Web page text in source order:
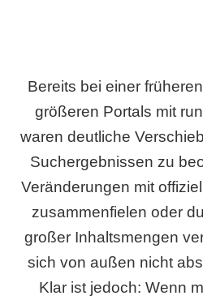
Bereits bei einer
größeren Portals mit
waren deutliche
Suchergebnissen zu
Veränderungen mit
zusammenfielen oder
großer Inhaltsmengen
sich von außen nicht
Klar ist jedoch: Wenn